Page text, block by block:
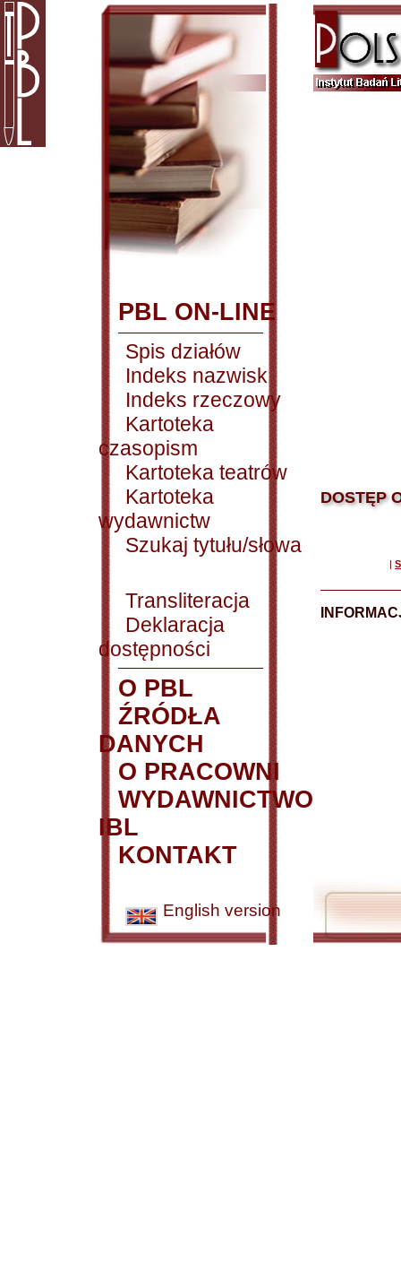
PBL ON-LINE
Spis działów
Indeks nazwisk
Indeks rzeczowy
Kartoteka
czasopism
Kartoteka teatrów
Kartoteka
wydawnictw
Szukaj tytułu/słowa
Transliteracja
Deklaracja
dostępności
O PBL
ŹRÓDŁA
DANYCH
O PRACOWNI
WYDAWNICTWO
IBL
KONTAKT
English version
DOSTĘP
|